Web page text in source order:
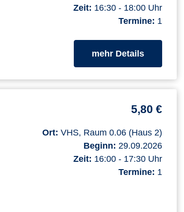
Zeit: 16:30 - 18:00 Uhr
Termine: 1
mehr Detailszum
5,80 €
Ort: VHS, Raum 0.06 (Haus 2)
Beginn: 29.09.2026
Zeit: 16:00 - 17:30 Uhr
Termine: 1